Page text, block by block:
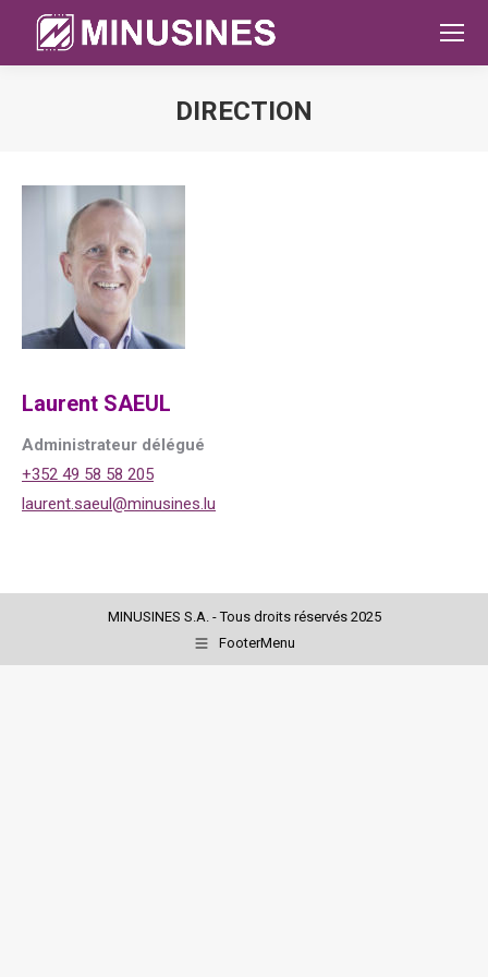
DIRECTION
Laurent SAEUL
Administrateur délégué
+352 49 58 58 205
laurent.saeul@minusines.lu
MINUSINES S.A. - Tous droits réservés 2025
FooterMenu